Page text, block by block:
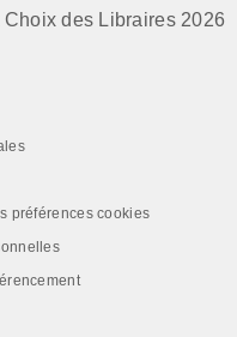
Choix des Libraires 2026
préférences cookies